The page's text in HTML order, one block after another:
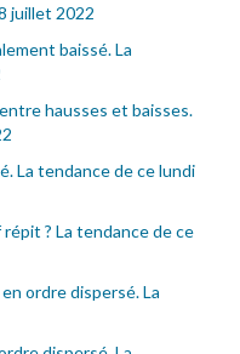
juillet 2022
baissé. La
hausses et baisses.
La tendance de ce lundi
? La tendance de ce
ordre dispersé. La